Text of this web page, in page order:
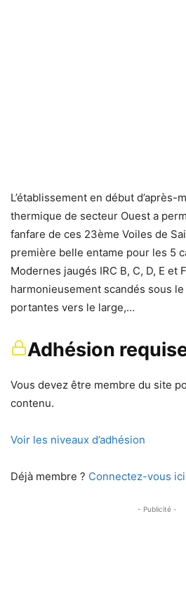
L’établissement en début d’après-
thermique de secteur Ouest a
fanfare de ces 23ème Voiles de
première belle entame pour les 5
Modernes jaugés IRC B, C, D, E et
harmonieusement scandés sous
portantes vers le large,…
Adhésion
Vous devez être membre du site
contenu.
Voir les niveaux d’adhésion
Déjà membre ? Connectez-vous ici
- Publicité -